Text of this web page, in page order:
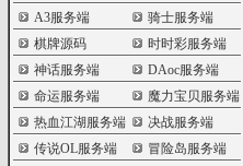
A3服务端
骑士服务端
棋牌源码
时时彩服务端
神话服务端
DAoc服务端
命运服务端
魔力宝贝服务端
热血江湖服务端
决战服务端
传说OL服务端
冒险岛服务端